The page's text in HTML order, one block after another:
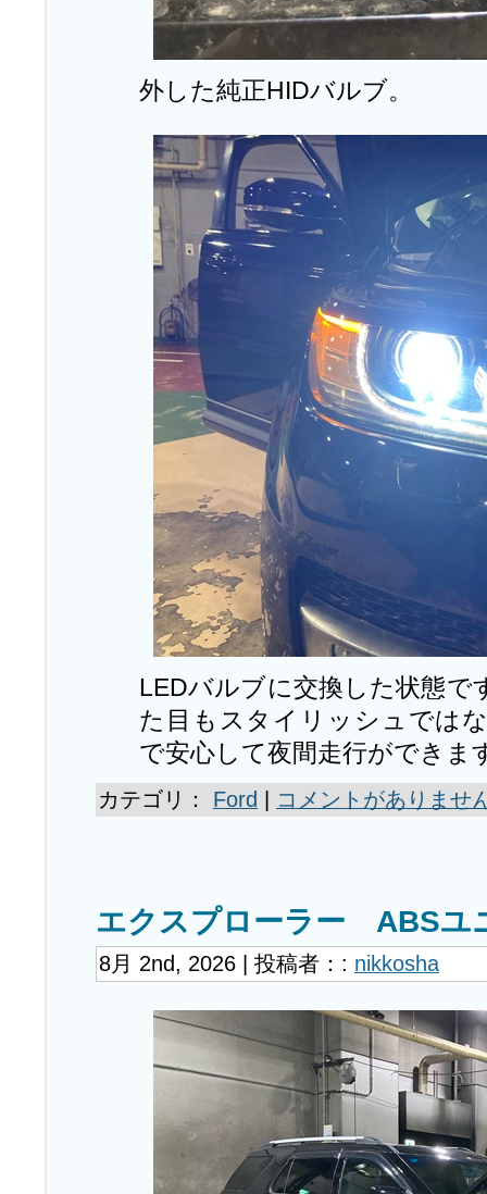
外した純正HIDバルブ。
LEDバルブに交換した状態で
た目もスタイリッシュでは
で安心して夜間走行ができま
カテゴリ： Ford コメントがありませ
エクスプローラー ABSユ
8月 2nd, 2026 | 投稿者：: nikkosha